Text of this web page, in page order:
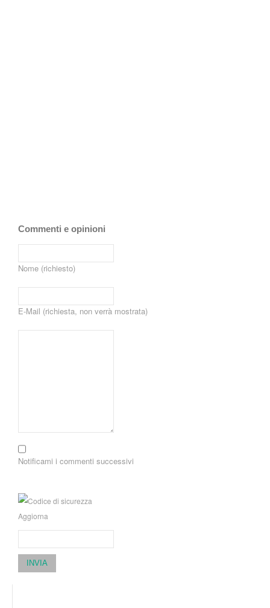
Commenti e opinioni
Nome (richiesto)
E-Mail (richiesta, non verrà mostrata)
Notificami i commenti successivi
Aggiorna
INVIA